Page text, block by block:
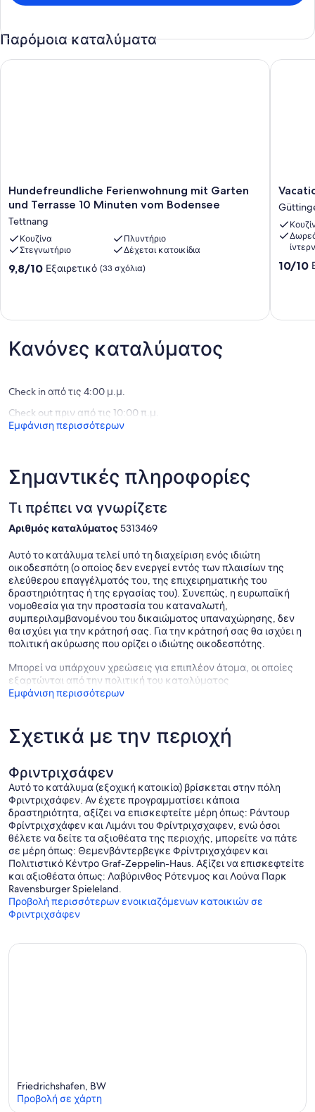
Παρόμοια καταλύματα
Hundefreundliche
Ferienwohnung
Garten
und
Terrasse
10
Minuten
Hundefreundliche Ferienwohnung mit Garten
und Terrasse 10 Minuten vom Bodensee
Tettnang
Κουζίνα
Πλυντήριο
Στεγνωτήριο
Δέχεται κατοικίδια
9.8
(33
9,8/10 Εξαιρετικό (33 σχόλια)
Hundefreundliche Ferienwohnung mit Garten und Terrasse
close
to
and
above
the
lake
10.0
10/10
Κανόνες καταλύματος
Check in από τις 4:00 μ.μ.
Check out πριν από τις 10:00 π.μ.
Εμφάνιση περισσότερων
Σημαντικές πληροφορίες
Τι πρέπει να γνωρίζετε
Αριθμός καταλύματος5313469
Αυτό το κατάλυμα τελεί υπό τη διαχείριση ενός ιδιώτη
οικοδεσπότη (ο οποίος δεν ενεργεί εντός των πλαισίων της
ελεύθερου επαγγέλματός του, της επιχειρηματικής του
δραστηριότητας ή της εργασίας του). Συνεπώς, η ευρωπαϊκή
νομοθεσία για την προστασία του καταναλωτή,
συμπεριλαμβανομένου του δικαιώματος υπαναχώρησης, δεν
θα ισχύει για την κράτησή σας. Για την κράτησή σας θα ισχύει η
πολιτική ακύρωσης που ορίζει ο ιδιώτης οικοδεσπότης.
Μπορεί να υπάρχουν χρεώσεις για επιπλέον άτομα, οι οποίες
εξαρτώνται από την πολιτική του καταλύματος
Εμφάνιση περισσότερων
Σχετικά με την περιοχή
Φριντριχσάφεν
Αυτό το κατάλυμα (εξοχική κατοικία) βρίσκεται στην πόλη
Φριντριχσάφεν. Αν έχετε προγραμματίσει κάποια
δραστηριότητα, αξίζει να επισκεφτείτε μέρη όπως: Ράντουρ
Φρίντριχσχάφεν και Λιμάνι του Φρίντριχσχαφεν, ενώ όσοι
θέλετε να δείτε τα αξιοθέατα της περιοχής, μπορείτε να πάτε
σε μέρη όπως: Θεμενβάντερβεγκε Φρίντριχσχάφεν και
Πολιτιστικό Κέντρο Graf-Zeppelin-Haus. Αξίζει να επισκεφτείτε
και αξιοθέατα όπως: Λαβύρινθος Ρότενμος και Λούνα Παρκ
Ravensburger Spieleland.
Προβολή περισσότερων ενοικιαζόμενων κατοικιών σε
Φριντριχσάφεν
Friedrichshafen, BW
Προβολή σε χάρτη